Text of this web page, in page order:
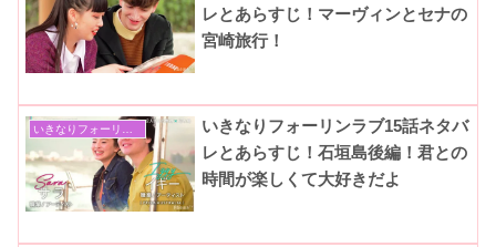
レとあらすじ！マーヴィンとセナの
宮崎旅行！
いきなりフォーリンラブ15話ネタバ
レとあらすじ！石垣島後編！君との
時間が楽しくて大好きだよ